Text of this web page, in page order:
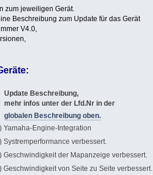
zum jeweiligen Gerät.
Beschreibung zum Update für das Gerät
V4.0,
Beschreibung,
infos unter der Lfd.Nr in der
globalen Beschreibung oben.
Yamaha-Engine-Integration
Systremperformance verbessert.
Geschwindigkeit der Mapanzeige verbessert.
Geschwindigkeit von Seite zu Seite verbessert.